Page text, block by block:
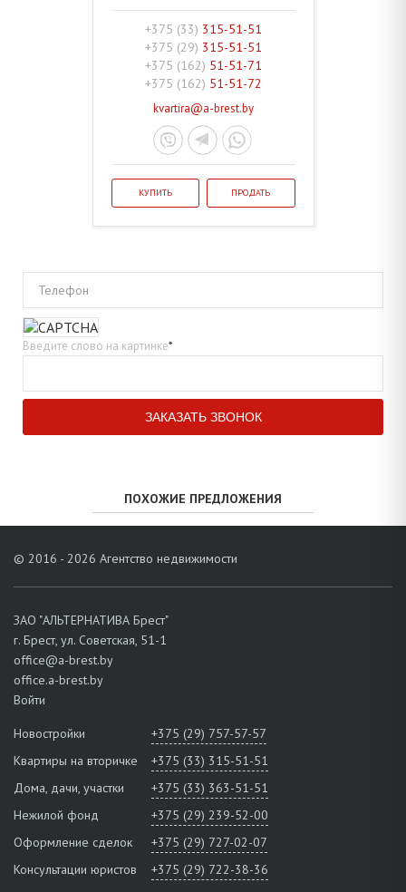
+375 (33) 315-51-51
+375 (29) 315-51-51
+375 (162) 51-51-71
+375 (162) 51-51-72
kvartira@a-brest.by
КУПИТЬ ПРОДАТЬ
Телефон
Введите слово на картинке*
ПОХОЖИЕ ПРЕДЛОЖЕНИЯ
© 2016 - 2026 Агентство недвижимости
ЗАО "АЛЬТЕРНАТИВА Брест"
г. Брест, ул. Советская, 51-1
office@a-brest.by
office.a-brest.by
Войти
Новостройки
+375 (29) 757-57-57
Квартиры на вторичке
+375 (33) 315-51-51
Дома, дачи, участки
+375 (33) 363-51-51
Нежилой фонд
+375 (29) 239-52-00
Оформление сделок
+375 (29) 727-02-07
Консультации юристов
+375 (29) 722-38-36